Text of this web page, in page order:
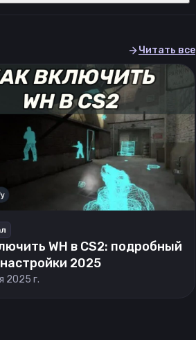
Читать все
WH в CS2: подробный
2025
2025 г.